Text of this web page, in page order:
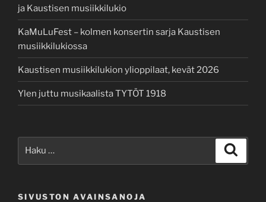
ja Kaustisen musiikkilukio
KaMuLuFest – kolmen konsertin sarja Kaustisen
musiikkilukiossa
Kaustisen musiikkilukion ylioppilaat, kevät 2026
Ylen juttu musikaalista TYTÖT 1918
SIVUSTON AVAINSANOJA